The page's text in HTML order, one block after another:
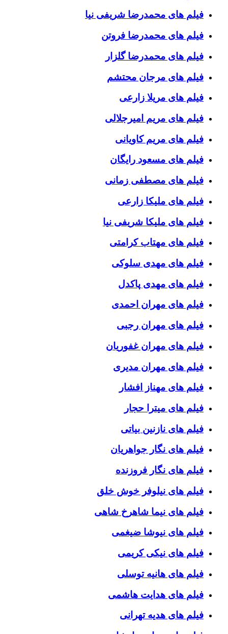
فیلم های محمدرضا شریفی نیا
فیلم های محمدرضا فروتن
فیلم های محمدرضا گلزار
فیلم های مرجان محتشم
فیلم های مریلا زارعی
فیلم های مریم امیرجلالی
فیلم های مریم کاویانی
فیلم های مسعود رایگان
فیلم های مصطفی زمانی
فیلم های ملیکا زارعی
فیلم های ملیکا شریفی نیا
فیلم های مهتاب کرامتی
فیلم های مهدی سلوکی
فیلم های مهدی پاکدل
فیلم های مهران احمدی
فیلم های مهران رجبی
فیلم های مهران غفوریان
فیلم های مهران مدیری
فیلم های مهناز افشار
فیلم های میترا حجار
فیلم های نازنین بیاتی
فیلم های نگار جواهریان
فیلم های نگار فروزنده
فیلم های نیلوفر خوش خلق
فیلم های نیما شاهرخ شاهی
فیلم های نیوشا ضیغمی
فیلم های نیکی کریمی
فیلم های هانیه توسلی
فیلم های هدایت هاشمی
فیلم های هدیه تهرانی